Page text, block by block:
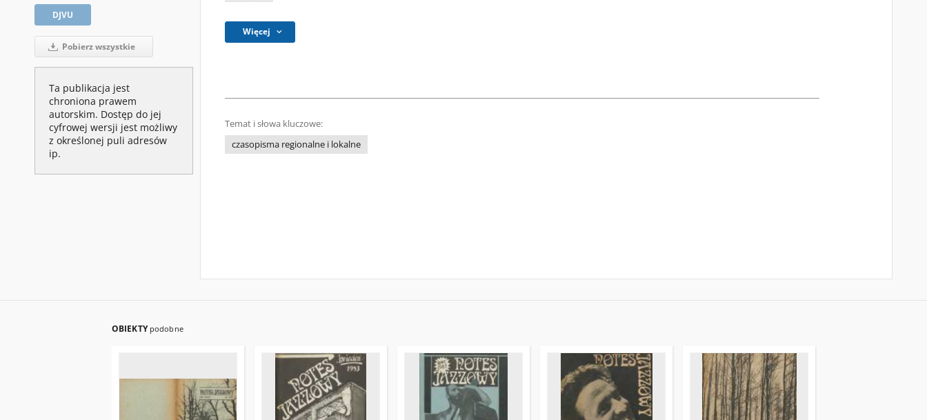
DJVU
Pobierz wszystkie
Ta publikacja jest
chroniona prawem
autorskim. Dostęp do jej
cyfrowej wersji jest możliwy
z określonej puli adresów
ip.
Więcej
Temat i słowa kluczowe:
czasopisma regionalne i lokalne
OBIEKTY podobne